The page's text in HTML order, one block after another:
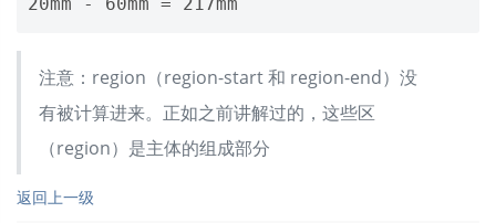
注意：region（region-start 和 region-end）没
有被计算进来。正如之前讲解过的，这些区
（region）是主体的组成部分
返回上一级